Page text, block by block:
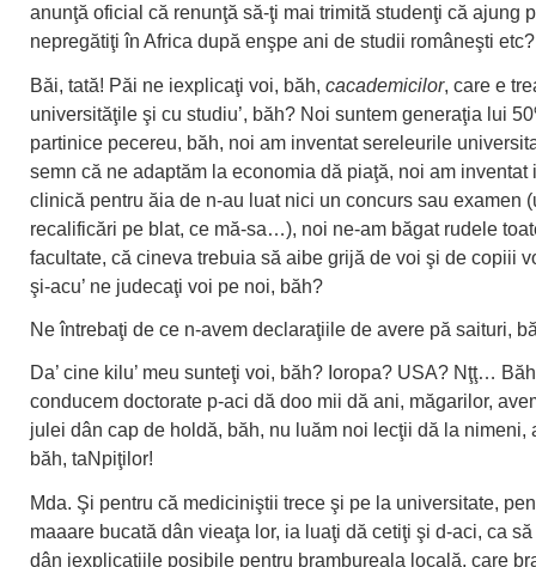
anunţă oficial că renunţă să-ţi mai trimită studenţi că ajung
nepregătiţi în Africa după enşpe ani de studii româneşti etc?
Băi, tată! Păi ne iexplicaţi voi, băh, cacademicilor, care e
universităţile şi cu studiu’, băh? Noi suntem generaţia lui
partinice pecereu, băh, noi am inventat sereleurile
semn că ne adaptăm la economia dă piaţă, noi am inventat
clinică pentru ăia de n-au luat nici un concurs sau examen
recalificări pe blat, ce mă-sa…), noi ne-am băgat rudele
facultate, că cineva trebuia să aibe grijă de voi şi de copiii
şi-acu’ ne judecaţi voi pe noi, băh?
Ne întrebaţi de ce n-avem declaraţiile de avere pă saituri,
Da’ cine kilu’ meu sunteţi voi, băh? Ioropa? USA? Nţţ…
conducem doctorate p-aci dă doo mii dă ani, măgarilor,
julei dân cap de holdă, băh, nu luăm noi lecţii dă la nimeni,
băh, taNpiţilor!
Mda. Şi pentru că mediciniştii trece şi pe la universitate,
maaare bucată dân vieaţa lor, ia luaţi dă cetiţi şi d-aci, ca
dân iexplicaţiile posibile pentru brambureala locală, care